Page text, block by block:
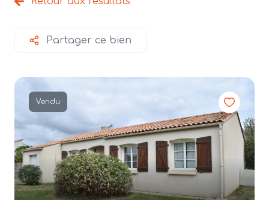
vente
agences
estimation
e-
mail
contact
Partager ce bien
Vendu